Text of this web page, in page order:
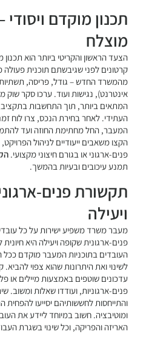
תכנון מוקדם
מוצלח
הצעד הראשון והקריטי ביותר הוא תכנון
קרטונים לפני שגיבשתם תוכנית
מהמשרד החדש – גודל, פריסה,
אינטרנט), נגישות ועוד. ערכו סקר
המתאים ביותר, תוך התחשבות
העתידי. לאחר בחירת הנכס, צרו לוח
המעבר, החל מחתימת החוזה ועד
הקצו משאבים ייעודיים לניהול
פנים-ארגוני או בגורם חיצוני מקצועי.
תמנע עיכובים ובעיות בהמשך.
תקשורת פנים-
ויעילה
מעבר משרד משפיע ישירות על כל
פנים-ארגונית שקופה ויעילה היא
העובדים בתוכניות המעבר מוקדם
לשינוי ואת היתרונות שהוא צפוי
עדכונים שוטפים באמצעות מיילים או
פנים-ארגוניות, ועודדו שאלות ומשוב.
והתייחסות לחששותיהם יסייעו להפחית
ומוטיבציה. חשוב במיוחד ליידע את
האריזה והפריקה, וכל שינוי בשגרת